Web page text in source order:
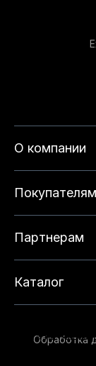
О компании
Покупателям
Партнерам
Каталог
Обработка
опыта на нашем
данный сайт, вы